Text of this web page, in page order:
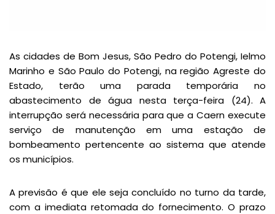
As cidades de Bom Jesus, São Pedro do Potengi, Ielmo
Marinho e São Paulo do Potengi, na região Agreste do
Estado, terão uma parada temporária no
abastecimento de água nesta terça-feira (24). A
interrupção será necessária para que a Caern execute
serviço de manutenção em uma estação de
bombeamento pertencente ao sistema que atende
os municípios.
A previsão é que ele seja concluído no turno da tarde,
com a imediata retomada do fornecimento. O prazo